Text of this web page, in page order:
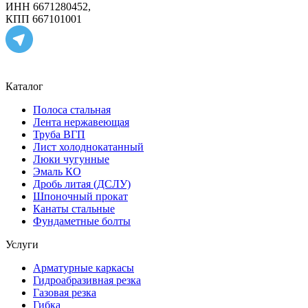
ИНН 6671280452,
КПП 667101001
Каталог
Полоса стальная
Лента нержавеющая
Труба ВГП
Лист холоднокатанный
Люки чугунные
Эмаль КО
Дробь литая (ДСЛУ)
Шпоночный прокат
Канаты стальные
Фундаметные болты
Услуги
Арматурные каркасы
Гидроабразивная резка
Газовая резка
Гибка